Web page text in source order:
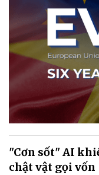
"Cơn sốt" AI
chật vật gọi vốn